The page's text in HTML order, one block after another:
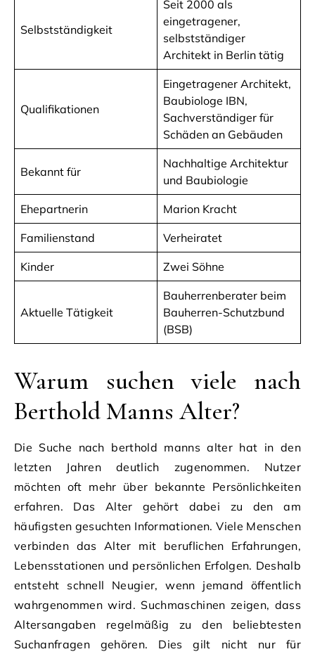
Selbstständigkeit
Seit 2000 als
eingetragener,
selbstständiger
Architekt in Berlin tätig
Qualifikationen
Eingetragener Architekt,
Baubiologe IBN,
Sachverständiger für
Schäden an Gebäuden
Bekannt für
Nachhaltige Architektur
und Baubiologie
Ehepartnerin Marion Kracht
Familienstand Verheiratet
Kinder Zwei Söhne
Aktuelle Tätigkeit
Bauherrenberater beim
Bauherren-Schutzbund
(BSB)
Warum suchen viele nach
Berthold Manns Alter?
Die Suche nach berthold manns alter hat in den
letzten Jahren deutlich zugenommen. Nutzer
möchten oft mehr über bekannte Persönlichkeiten
erfahren. Das Alter gehört dabei zu den am
häufigsten gesuchten Informationen. Viele Menschen
verbinden das Alter mit beruflichen Erfahrungen,
Lebensstationen und persönlichen Erfolgen. Deshalb
entsteht schnell Neugier, wenn jemand öffentlich
wahrgenommen wird. Suchmaschinen zeigen, dass
Altersangaben regelmäßig zu den beliebtesten
Suchanfragen gehören. Dies gilt nicht nur für